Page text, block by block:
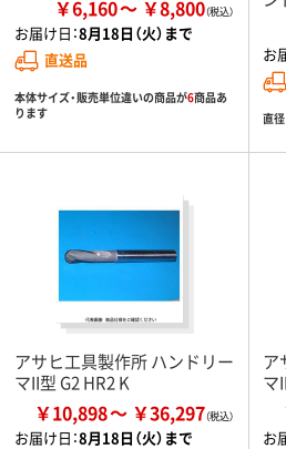
￥6,160 ￥8,800
お届け日：8月18日（火）まで
直送品
本体サイズ・販売単位違いの商品が6商品あ
ります
お
直
アサヒ工具製作所 ハンドリー
マII型 G2 HR2 K
￥10,898 ￥36,297
お届け日：8月18日（火）まで
ア
マ
お